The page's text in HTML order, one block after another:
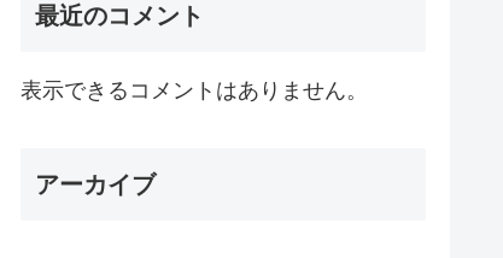
最近のコメント
表示できるコメントはありません。
アーカイブ